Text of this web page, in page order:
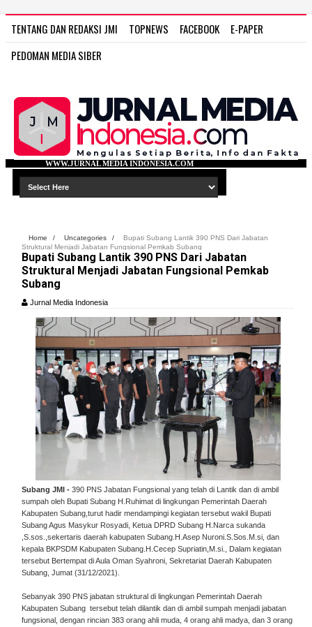
TENTANG DAN REDAKSI JMI TOPNEWS FACEBOOK
E-PAPER
PEDOMAN MEDIA SIBER
MEDIA INDONESIA.COM
Home / Uncategories /
Bupati Subang Lantik 390 PNS Dari Jabatan
Struktural Menjadi Jabatan Fungsional Pemkab Subang
Bupati Subang Lantik 390 PNS Dari Jabatan
Struktural Menjadi Jabatan Fungsional Pemkab
Subang
Jurnal Media Indonesia
Subang JMI - 390 PNS Jabatan Fungsional yang telah di Lantik dan di ambil
sumpah oleh Bupati Subang H.Ruhimat di lingkungan Pemerintah Daerah
Kabupaten Subang,turut hadir mendampingi kegiatan tersebut wakil Bupati
Subang Agus Masykur Rosyadi, Ketua DPRD Subang H.Narca sukanda
,S.sos.,sekertaris daerah kabupaten Subang.H.Asep Nuroni.S.Sos.M.si, dan
kepala BKPSDM Kabupaten Subang.H.Cecep Supriatin,M.si., Dalam kegiatan
tersebut Bertempat di Aula Oman Syahroni, Sekretariat Daerah Kabupaten
Subang, Jumat (31/12/2021).
Sebanyak 390 PNS jabatan struktural di lingkungan Pemerintah Daerah
Kabupaten Subang tersebut telah dilantik dan di ambil sumpah menjadi jabatan
fungsional, dengan rincian 383 orang ahli muda, 4 orang ahli madya, dan 3 orang